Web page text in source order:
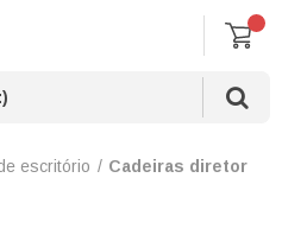
escritório Cadeiras diretor